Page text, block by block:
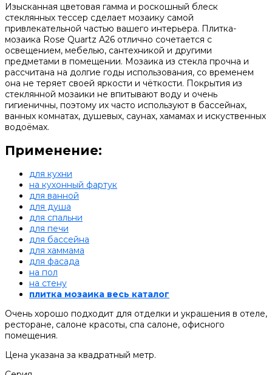
Изысканная цветовая гамма и роскошный блеск
стеклянных тессер сделает мозаику самой
привлекательной частью вашего интерьера. Плитка-
мозаика Rose Quartz A26 отлично сочетается с
освещением, мебелью, сантехникой и другими
предметами в помещении. Мозаика из стекла прочна и
рассчитана на долгие годы использования, со временем
она не теряет своей яркости и чёткости. Покрытия из
стеклянной мозаики не впитывают воду и очень
гигиеничны, поэтому их часто используют в бассейнах,
ванных комнатах, душевых, саунах, хамамах и искуственных
водоёмах.
Применение:
для кухни
на кухонный фартук
для ванной
для душа
для спальни
для печи
для бассейна
для хаммама
для фасада
на пол
на стену
плитка мозаика весь каталог
Очень хорошо подходит для отделки и украшения в отеле,
ресторане, салоне красоты, спа салоне, офисного
помещения.
Цена указана за квадратный метр.